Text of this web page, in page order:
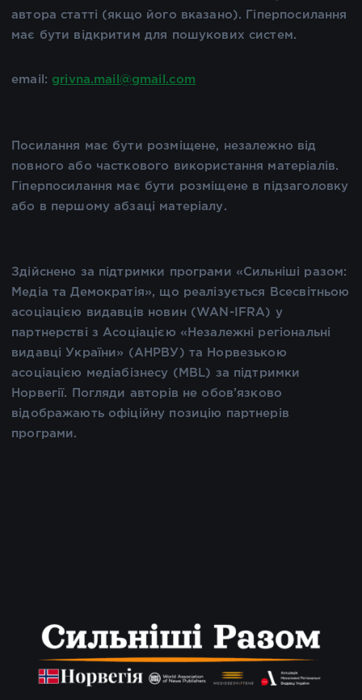
автора статті (якщо його вказано). Гіперпосилання
має бути відкритим для пошукових систем.
email: grivna.mail@gmail.com
Посилання має бути розміщене, незалежно від
повного або часткового використання матеріалів.
Гіперпосилання має бути розміщене в підзаголовку
або в першому абзаці матеріалу.
Здійснено за підтримки програми «Сильніші разом:
Медіа та Демократія», що реалізується Всесвітньою
асоціацією видавців новин (WAN-IFRA) у
партнерстві з Асоціацією «Незалежні регіональні
видавці України» (АНРВУ) та Норвезькою
асоціацією медіабізнесу (MBL) за підтримки
Норвегії. Погляди авторів не обов’язково
відображають офіційну позицію партнерів
програми.